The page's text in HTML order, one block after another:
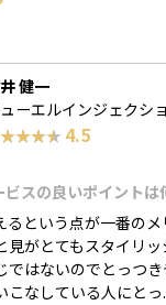
健一
ーエルインジェクシ
4.5
スの良いポイントは
るという点が一番の
見がとてもスタイリ
ではないのでとっつ
こなしている人にとっ